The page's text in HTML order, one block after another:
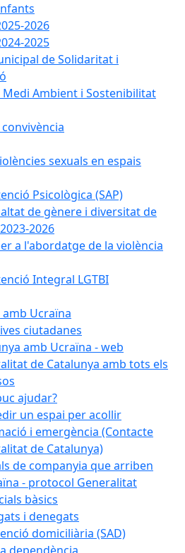
2026
2025
de Solidaritat i
Medi Ambient i Sostenibilitat
sexuals en espais
Psicològica (SAP)
de gènere i diversitat de
2026
a l'abordatge de la violència
Integral LGTBI
amb Ucraïna
ciutadanes
amb Ucraïna - web
de Catalunya amb tots els
ajudar?
un espai per acollir
i emergència (Contacte
de Catalunya)
de companyia que arriben
- protocol Generalitat
bàsics
i denegats
domiciliària (SAD)